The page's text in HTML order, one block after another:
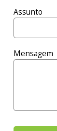
Assunto
Mensagem